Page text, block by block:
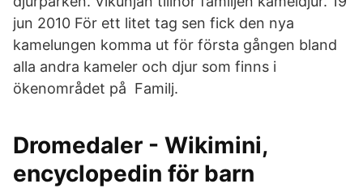
jun 2010 För ett litet tag sen fick den nya
kamelungen komma ut för första gången bland
alla andra kameler och djur som finns i
ökenområdet på Familj.
Dromedaler - Wikimini,
encyclopedin för barn